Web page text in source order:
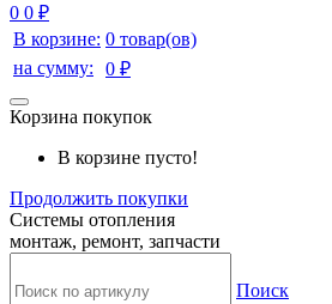
0 0 ₽
В корзине: 0 товар(ов)
на сумму:
0 ₽
Корзина покупок
В корзине пусто!
Продолжить покупки
Системы отопления
монтаж, ремонт, запчасти
Поиск